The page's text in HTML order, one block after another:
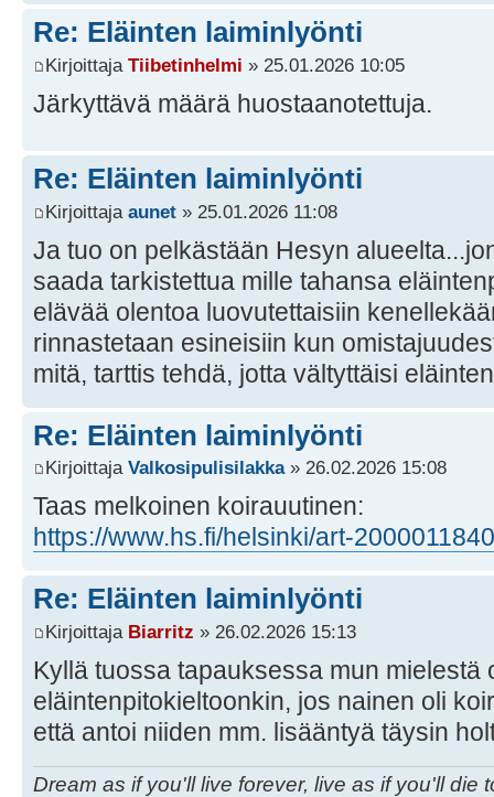
Re: Eläinten laiminlyönti
Kirjoittaja Tiibetinhelmi » 25.01.2026 10:05
Järkyttävä määrä huostaanotettuja.
Re: Eläinten laiminlyönti
Kirjoittaja aunet » 25.01.2026 11:08
Ja tuo on pelkästään Hesyn
saada tarkistettua mille tahansa
elävää olentoa luovutettaisiin
rinnastetaan esineisiin kun
mitä, tarttis tehdä, jotta vältyttäisi
Re: Eläinten laiminlyönti
Kirjoittaja Valkosipulisilakka» 26.02.2026 15:08
Taas melkoinen koirauutinen:
https://www.hs.fi/helsinki/art-
Re: Eläinten laiminlyönti
Kirjoittaja Biarritz » 26.02.2026 15:13
Kyllä tuossa tapauksessa mun mielestä
eläintenpitokieltoonkin, jos nainen oli
että antoi niiden mm. lisääntyä täysin
Dream as if you'll live forever, live as if you'll die